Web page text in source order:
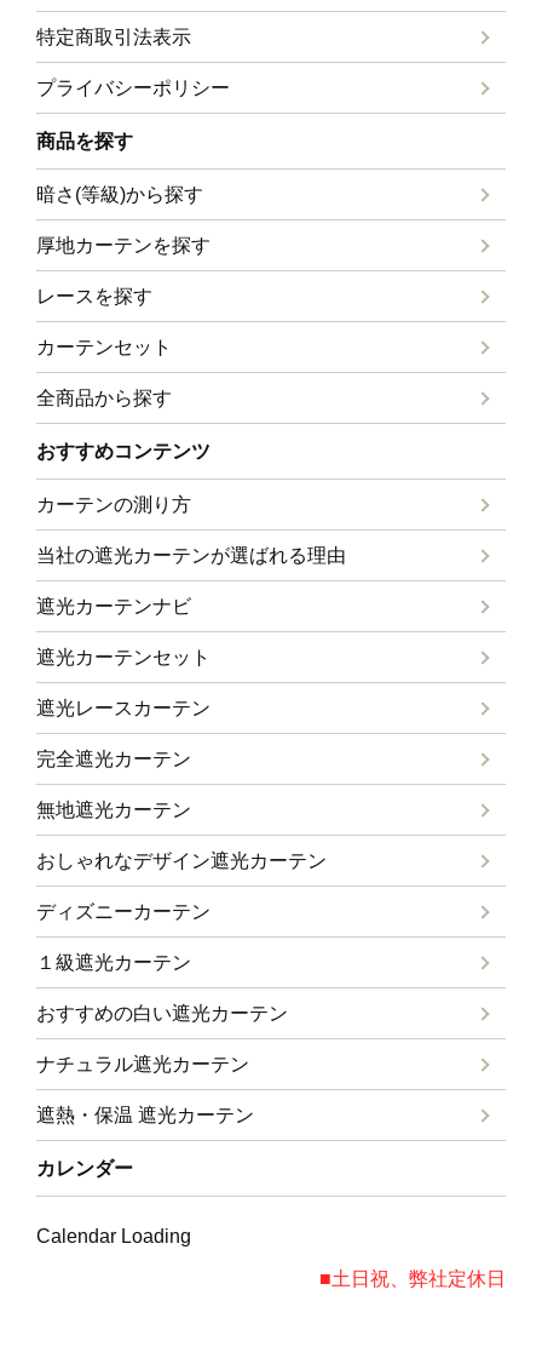
特定商取引法表示
プライバシーポリシー
商品を探す
暗さ(等級)から探す
厚地カーテンを探す
レースを探す
カーテンセット
全商品から探す
おすすめコンテンツ
カーテンの測り方
当社の遮光カーテンが選ばれる理由
遮光カーテンナビ
遮光カーテンセット
遮光レースカーテン
完全遮光カーテン
無地遮光カーテン
おしゃれなデザイン遮光カーテン
ディズニーカーテン
１級遮光カーテン
おすすめの白い遮光カーテン
ナチュラル遮光カーテン
遮熱・保温 遮光カーテン
カレンダー
Calendar Loading
■土日祝、弊社定休日